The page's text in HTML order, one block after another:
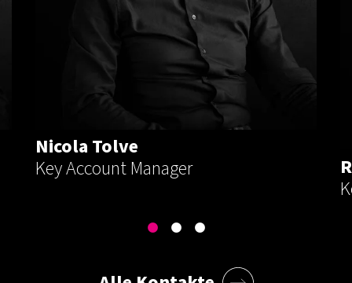
Nicola Tolve
Key Account Manager